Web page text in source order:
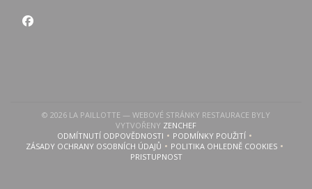
Facebook ((otevře se v novém okně))
© 2026 LA PAILLOTTE — WEBOVÉ STRÁNKY RESTAURACE BYLY
VYTVOŘENY ZENCHEF((OTEVŘE SE V NOVÉM OKNĚ))
ODMÍTNUTÍ ODPOVĚDNOSTI((OTEVŘE SE V NOVÉM OKNĚ))
PODMÍNKY POUŽITÍ((OTEVŘE SE V NOVÉM
ZÁSADY OCHRANY OSOBNÍCH ÚDAJŮ
((OTEVŘE SE V NOVÉM OKNĚ))POLITIKA OHLEDNĚ COOKIES
((OTEVŘE SE V NOVÉM
PRISTUPNOST
((OTEVŘE SE V NOVÉM OKNĚ))